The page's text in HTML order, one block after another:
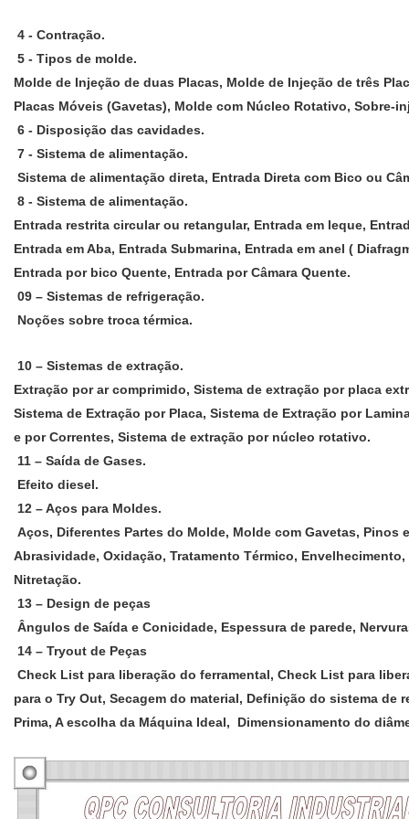
4 - Contração.
5 - Tipos de molde.
Molde de Injeção de duas Placas, Molde de Injeção de três
Placas Móveis (Gavetas), Molde com Núcleo Rotativo, Sobre-
6 - Disposição das cavidades.
7 - Sistema de alimentação.
Sistema de alimentação direta, Entrada Direta com Bico ou
8 - Sistema de alimentação.
Entrada restrita circular ou retangular, Entrada em leque,
Entrada em Aba, Entrada Submarina, Entrada em anel (
Entrada por bico Quente, Entrada por Câmara Quente.
09 – Sistemas de refrigeração.
Noções sobre troca térmica.
10 – Sistemas de extração.
Extração por ar comprimido, Sistema de extração por placa
Sistema de Extração por Placa, Sistema de Extração por
e por Correntes, Sistema de extração por núcleo rotativo.
11 – Saída de Gases.
Efeito diesel.
12 – Aços para Moldes.
Aços, Diferentes Partes do Molde, Molde com Gavetas, Pinos
Abrasividade, Oxidação, Tratamento Térmico,
Nitretação.
13 – Design de peças
Ângulos de Saída e Conicidade, Espessura de parede,
14 – Tryout de Peças
Check List para liberação do ferramental, Check List para
para o Try Out, Secagem do material, Definição do sistema de
Prima, A escolha da Máquina Ideal, Dimensionamento do